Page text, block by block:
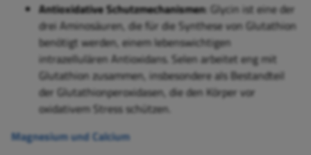
Antioxidative Schutzmechanismen: Glycin ist eine der
drei Aminosäuren, die für die Synthese von Glutathion
benötigt werden, einem lebenswichtigen
intrazellulären Antioxidans. Selen arbeitet eng mit
Glutathion zusammen, insbesondere als Bestandteil
der Glutathionperoxidasen, die den Körper vor
oxidativem Stress schützen.
Magnesium und Calcium